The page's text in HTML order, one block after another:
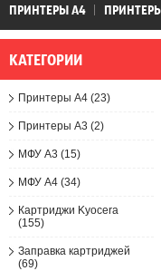
ПРИНТЕРЫ А4
КАТЕГОРИИ
Принтеры А4 (23)
Принтеры А3 (2)
МФУ А3 (15)
МФУ А4 (34)
Картриджи Kyocera
(155)
Заправка картриджей
(69)